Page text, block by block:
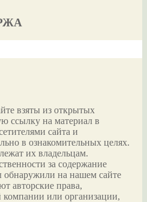
взяты из открытых
ссылку на материал в
сайта и
в ознакомительных целях.
их владельцам.
за содержание
обнаружили на нашем сайте
авторские права,
или организации,